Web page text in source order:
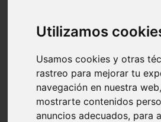
Utilizamos
Usamos cookies y otras
rastreo para mejorar tu
navegación en nuestra
mostrarte contenidos
anuncios adecuados, para
aimee carty
ajr
anne marie
aretha franklin
ariana grande
ashe
atb